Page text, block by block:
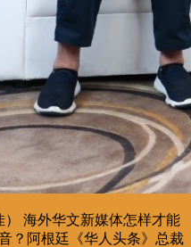
） 海外华文新媒体怎样才能
？阿根廷《华人头条》总裁